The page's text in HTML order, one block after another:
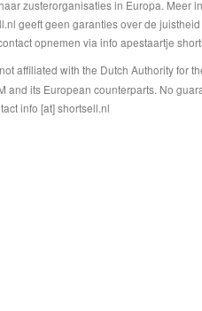
zusterorganisaties in Europa.
geeft geen garanties over de
opnemen via info apestaartje
affiliated with the Dutch Authority for
and its European counterparts. No
info [at] shortsell.nl